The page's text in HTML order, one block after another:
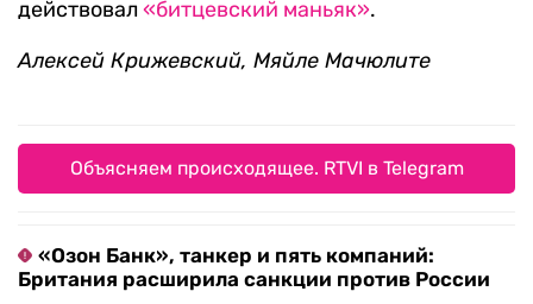
действовал «битцевский маньяк».
Алексей Крижевский, Мяйле Мачюлите
Объясняем происходящее. RTVI в Telegram
«Озон Банк», танкер и пять компаний:
Британия расширила санкции против России